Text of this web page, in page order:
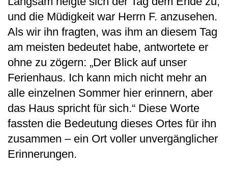
und die Müdigkeit war Herrn F. anzusehen.
Als wir ihn fragten, was ihm an diesem Tag
am meisten bedeutet habe, antwortete er
ohne zu zögern: „Der Blick auf unser
Ferienhaus. Ich kann mich nicht mehr an
alle einzelnen Sommer hier erinnern, aber
das Haus spricht für sich.“ Diese Worte
fassten die Bedeutung dieses Ortes für ihn
zusammen – ein Ort voller unvergänglicher
Erinnerungen.